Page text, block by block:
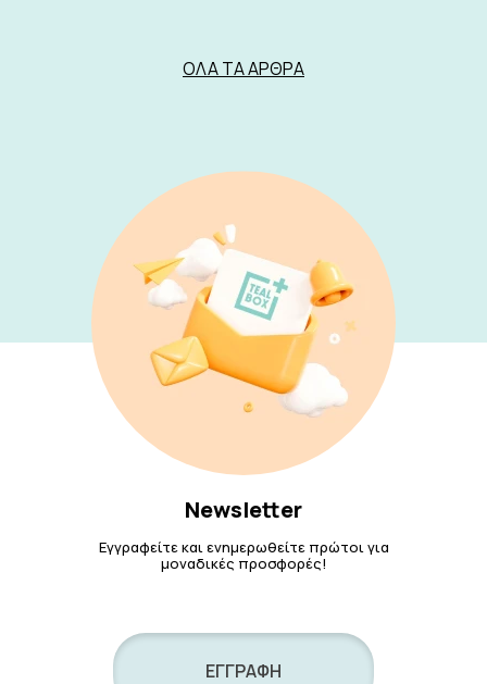
ΌΛΑ ΤΑ ΆΡΘΡΑ
Newsletter
Εγγραφείτε και ενημερωθείτε πρώτοι για
μοναδικές προσφορές!
ΕΓΓΡΑΦΗ